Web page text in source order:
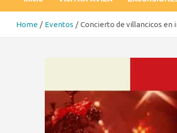
Home Eventos Concierto de villancicos en